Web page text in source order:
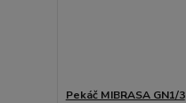
Pekáč MIBRASA GN1/3